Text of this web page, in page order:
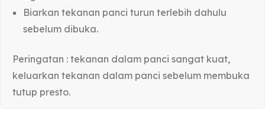
Biarkan tekanan panci turun terlebih dahulu
sebelum dibuka.
Peringatan : tekanan dalam panci sangat kuat,
keluarkan tekanan dalam panci sebelum membuka
tutup presto.